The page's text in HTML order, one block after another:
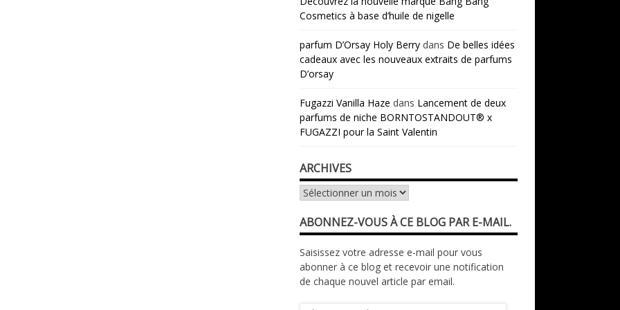
Cosmetics à base d’huile de nigelle
parfum D’Orsay Holy Berry dans De belles idées
cadeaux avec les nouveaux extraits de parfums
D’orsay
Fugazzi Vanilla Haze dans Lancement de deux
parfums de niche BORNTOSTANDOUT® x
FUGAZZI pour la Saint Valentin
ARCHIVES
Archives
ABONNEZ-VOUS À CE BLOG PAR E-MAIL.
Saisissez votre adresse e-mail pour vous
abonner à ce blog et recevoir une notification
de chaque nouvel article par email.